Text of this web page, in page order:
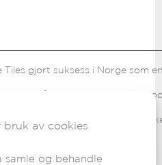
bruk av cookies
og behandle
Tiles gjort suksess i Norge som
på keramiske fliser og
varer ut til deres 14 butikker